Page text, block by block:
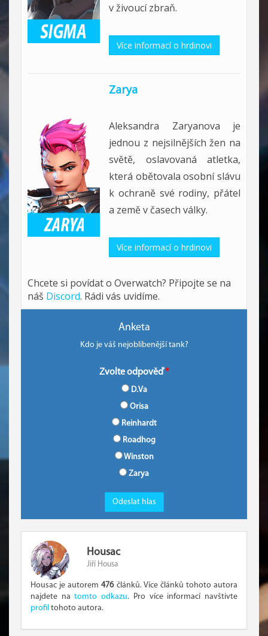
v živoucí zbraň.
Více informací o hrdinovi
Zarya
Aleksandra Zaryanova je
jednou z nejsilnějších žen na
světě, oslavovaná atletka,
která obětovala osobní slávu
k ochraně své rodiny, přátel
a země v časech války.
Více informací o hrdinovi
Chcete si povídat o Overwatch? Připojte se na
náš Discord. Rádi vás uvidíme.
Anketa
Kdo je váš nejoblíbenější tank?
Zvolte odpověď
D.Va
Orisa
Reinhardt
Roadhog
Winston
Zarya
Housac
Jiří Housa
Housac je autorem476článků. Více článků tohoto autora
najdete natomto odkazu. Pro více informací navštivte
profil tohoto autora.